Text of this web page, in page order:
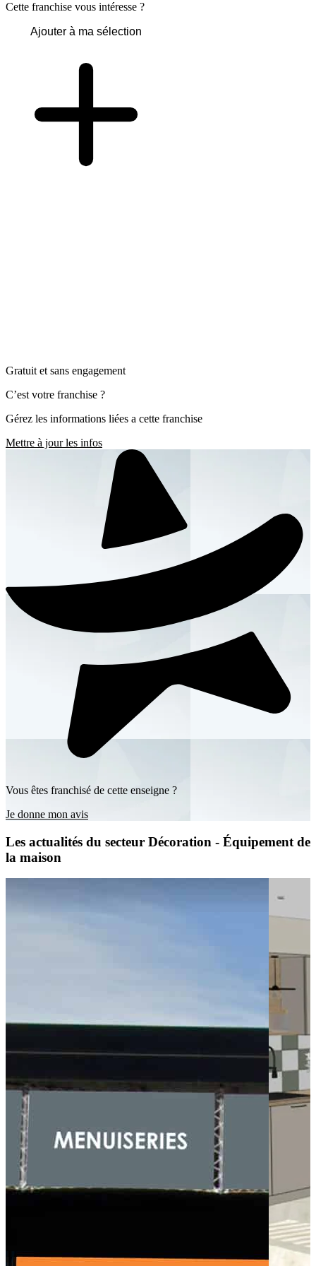
Cette franchise vous intéresse ?
Ajouter à ma sélection
Gratuit et sans engagement
C’est votre franchise ?
Gérez les informations liées a cette franchise
Mettre à jour les infos
Vous êtes franchisé de cette enseigne ?
Je donne mon avis
Les actualités du secteur Décoration - Équipement de
la maison